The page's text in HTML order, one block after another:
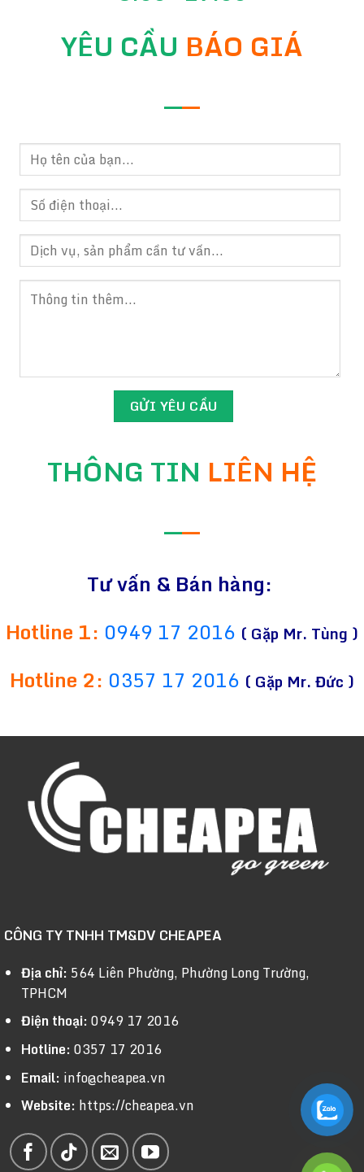
YÊU CẦU BÁO GIÁ
——
THÔNG TIN LIÊN HỆ
——
Tư vấn & Bán hàng:
Hotline 1: 0949 17 2016 ( Gặp Mr. Tùng )
Hotline 2: 0357 17 2016 ( Gặp Mr. Đức )
CÔNG TY TNHH TM&DV CHEAPEA
Địa chỉ: 564 Liên Phường, Phường Long Trường,
TPHCM
Điện thoại:0949 17 2016
Hotline:0357 17 2016
Email: info@cheapea.vn
Website: https://cheapea.vn